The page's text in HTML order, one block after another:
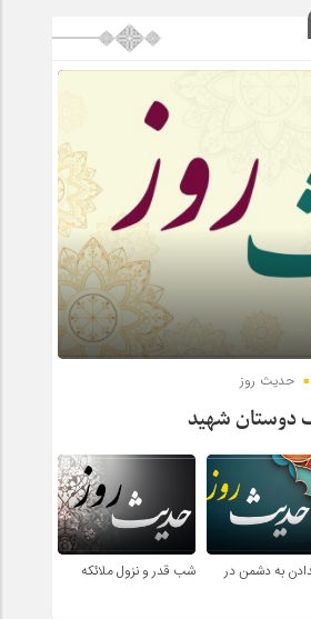
حدیث روز
دوستان شهید
به دشمن در
شب قدر و نزول ملائکه